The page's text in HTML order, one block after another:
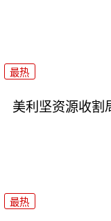
最热
美利坚资源收割
最热